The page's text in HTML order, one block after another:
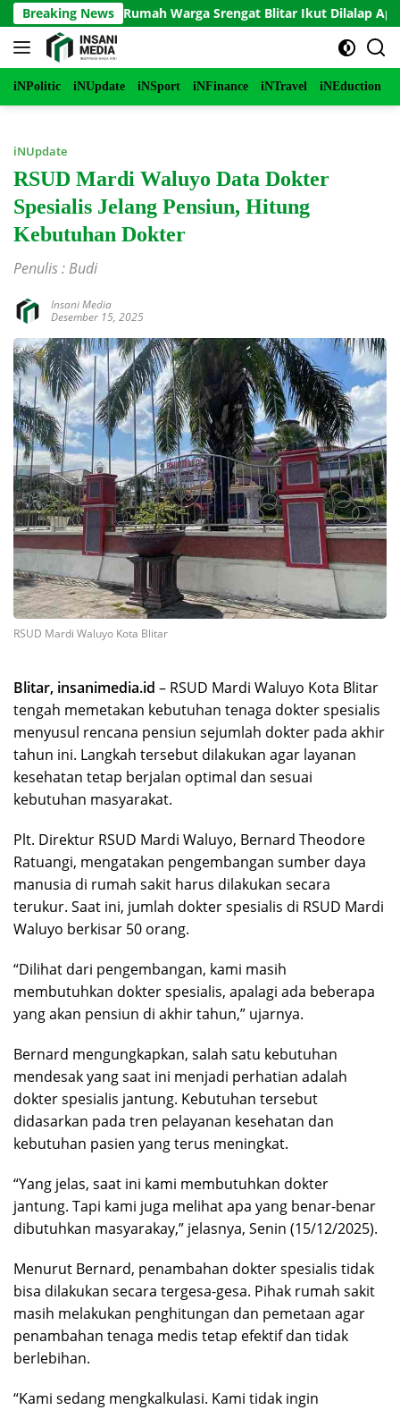
Langsung
ke
konten
Breaking News
Rumah Warga Srengat Blitar Ikut Dilalap Api, Segini
iNPolitic iNUpdate iNSport iNFinance iNTravel iNEduction
iNUpdate
RSUD Mardi Waluyo Data Dokter
Spesialis Jelang Pensiun, Hitung
Kebutuhan Dokter
Penulis : Budi
Insani Media
Desember 15, 2025
RSUD Mardi Waluyo Kota Blitar
Blitar, insanimedia.id – RSUD Mardi Waluyo Kota Blitar
tengah memetakan kebutuhan tenaga dokter spesialis
menyusul rencana pensiun sejumlah dokter pada akhir
tahun ini. Langkah tersebut dilakukan agar layanan
kesehatan tetap berjalan optimal dan sesuai
kebutuhan masyarakat.
Plt. Direktur RSUD Mardi Waluyo, Bernard Theodore
Ratuangi, mengatakan pengembangan sumber daya
manusia di rumah sakit harus dilakukan secara
terukur. Saat ini, jumlah dokter spesialis di RSUD Mardi
Waluyo berkisar 50 orang.
“Dilihat dari pengembangan, kami masih
membutuhkan dokter spesialis, apalagi ada beberapa
yang akan pensiun di akhir tahun,” ujarnya.
Bernard mengungkapkan, salah satu kebutuhan
mendesak yang saat ini menjadi perhatian adalah
dokter spesialis jantung. Kebutuhan tersebut
didasarkan pada tren pelayanan kesehatan dan
kebutuhan pasien yang terus meningkat.
“Yang jelas, saat ini kami membutuhkan dokter
jantung. Tapi kami juga melihat apa yang benar-benar
dibutuhkan masyarakay,” jelasnya, Senin (15/12/2025).
Menurut Bernard, penambahan dokter spesialis tidak
bisa dilakukan secara tergesa-gesa. Pihak rumah sakit
masih melakukan penghitungan dan pemetaan agar
penambahan tenaga medis tetap efektif dan tidak
berlebihan.
“Kami sedang mengkalkulasi. Kami tidak ingin